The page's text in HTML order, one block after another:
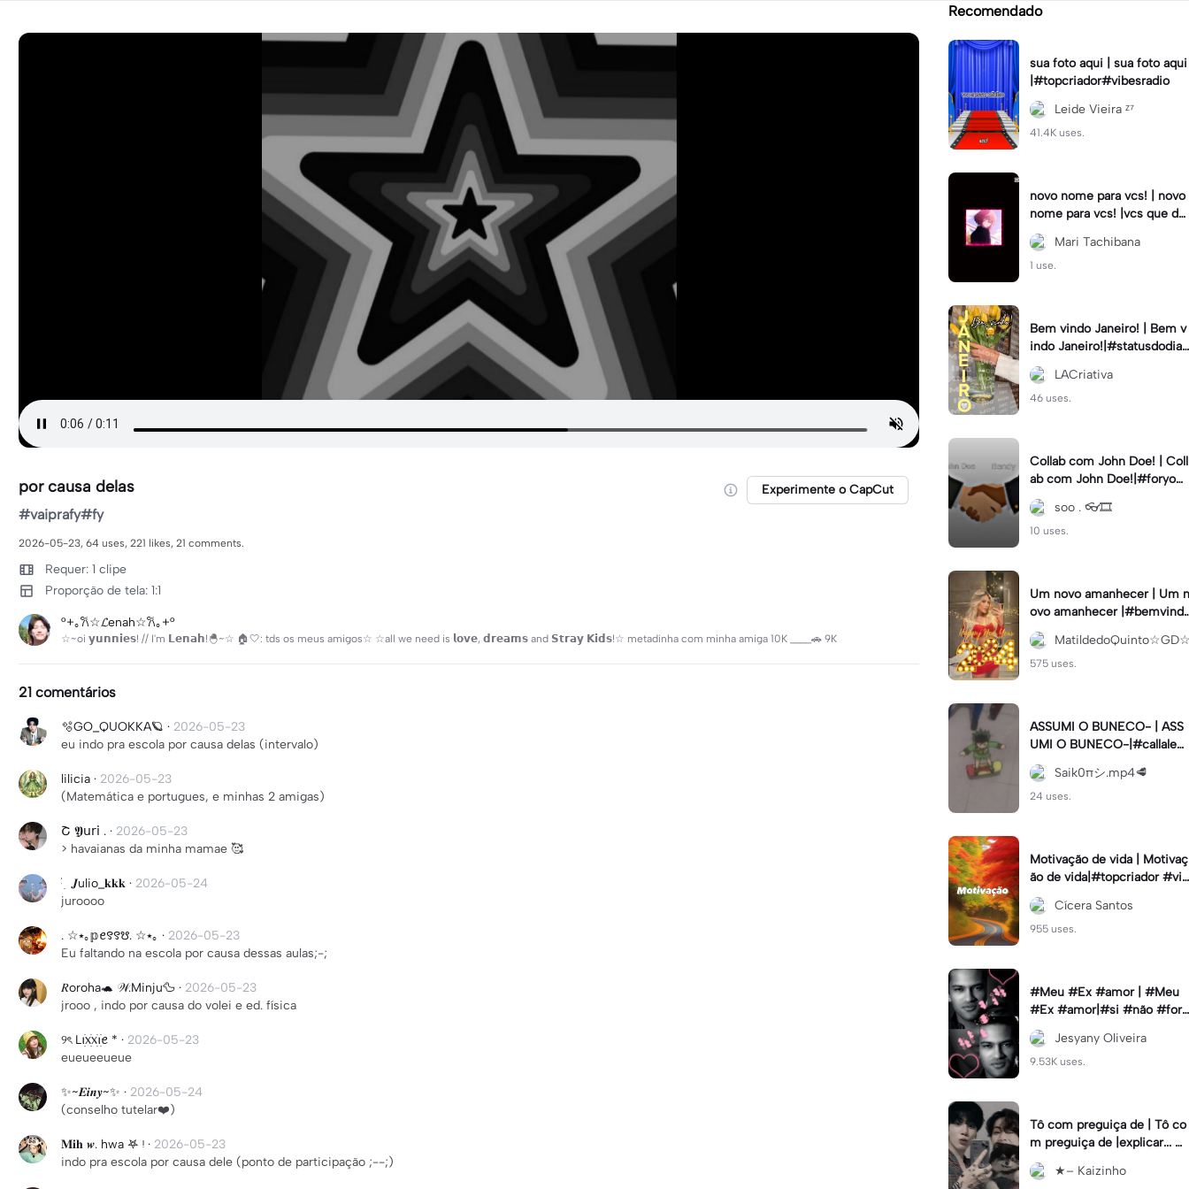
por causa delas Experimente o CapCut
#vaiprafy#fy
2026-05-23, 64 uses, 221 likes, 21 comments.
Requer: 1 clipe
Proporção de tela: 1:1
°+｡𐙚☆𝓛enah☆𐙚｡+°
☆~oi 𝘆𝘂𝗻𝗻𝗶𝗲𝘀! // I'm 𝗟𝗲𝗻𝗮𝗵!🐣~☆ 🏠🤍: tds os meus amigos☆ ☆all we need is 𝗹𝗼𝘃𝗲, 𝗱𝗿𝗲𝗮𝗺𝘀 and 𝗦𝘁𝗿𝗮𝘆 𝗞𝗶𝗱𝘀!☆ metadinha com minha amiga 10K ____🚗 9K
21 comentários
🫧GO_QUOKKA🪐 · 2026-05-23
eu indo pra escola por causa delas (intervalo)
lilicia · 2026-05-23
(Matemática e portugues, e minhas 2 amigas)
Շ 𝖄𝗎𝗋𝗂 . · 2026-05-23
> havaianas da minha mamae 🥰
ּ ֗ ִ 𝑱ulio_𝐤𝐤𝐤 · 2026-05-24
juroooo
. ☆⭑｡𝕡ꫀ꯱꯱ᳪ. ☆⭑｡ · 2026-05-23
Eu faltando na escola por causa dessas aulas;-;
𝑅oroha🐢 𝒲.Minju🦆 · 2026-05-23
jrooo , indo por causa do volei e ed. física
୨ৎ Lꪱׁׅ᥊ׁׅ᥊ׁׅꪱׁׅꫀ * · 2026-05-23
eueueeueue
✨~𝑬𝒊𝒏𝒚~✨ · 2026-05-24
(conselho tutelar❤️)
𝐌𝐢𝐡 𝒘. hwa 𖤐 ᵎ · 2026-05-23
indo pra escola por causa dele (ponto de participação ;--;)
Recomendado
sua foto aqui | sua foto aqui
|#topcriador#vibesradio
Leide Vieira ᶻ⁷
41.4K uses.
novo nome para vcs! | novo
nome para vcs! |vcs que de
cidem! :3 #tokyo_revenger
s #hinatatachibana
Mari Tachibana
1 use.
Bem vindo Janeiro! | Bem v
indo Janeiro!|#statusdodia
#bemvindojaneiro #rumoa
otop #bemvindo2024
LACriativa
46 uses.
Collab com John Doe! | Coll
ab com John Doe!|#foryou
#trend #viral #xyzbca #sm
tbendysoo . 👓🎞️
10 uses.
Um novo amanhecer | Um n
ovo amanhecer
2024#fimdeano
575 uses.
ASSUMI O BUNECO- | ASS
UMI O BUNECO-|#callaleat
ória#meme#modelo#viral
#fypcapcut🔥🔥🔥
Saik0πシ︎.mp4🥩
24 uses.
Motivação de vida | Motivaç
ão de vida|#topcriador #vib
esmotiva
Cícera Santos
955 uses.
#Meu #Ex #amor | #Meu
#Ex #amor|#si #não #for
#pedir #muito
Jesyany Oliveira
9.53K uses.
Tô com preguiça de | Tô co
m preguiça de |explicar... #
Cabelorosa
★– Kaizinho